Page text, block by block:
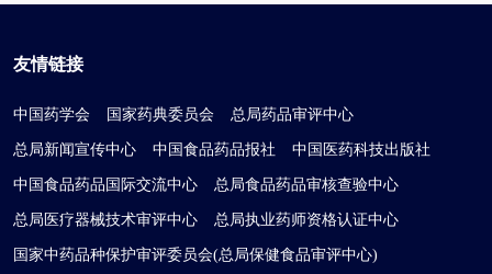
友情链接
中国药学会 国家药典委员会 总局药品审评中心
总局新闻宣传中心 中国食品药品报社 中国医药科技出版社
中国食品药品国际交流中心 总局食品药品审核查验中心
总局医疗器械技术审评中心 总局执业药师资格认证中心
国家中药品种保护审评委员会(总局保健食品审评中心)